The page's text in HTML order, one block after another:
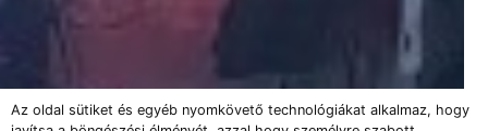
Az oldal sütiket és egyéb nyomkövető technológiákat alkalmaz, hogy